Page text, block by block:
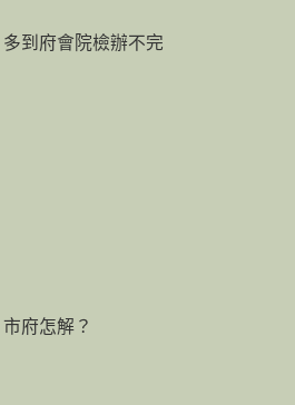
多到府會院檢辦不完
府怎解？